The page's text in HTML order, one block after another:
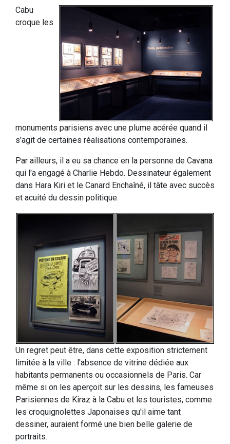
Cabu
croque les
monuments parisiens avec une plume acérée quand il
s'agit de certaines réalisations contemporaines.
Par ailleurs, il a eu sa chance en la personne de Cavana
qui l'a engagé à Charlie Hebdo. Dessinateur également
dans Hara Kiri et le Canard Enchaîné, il tâte avec succès
et acuité du dessin politique.
Un regret peut être, dans cette exposition strictement
limitée à la ville : l'absence de vitrine dédiée aux
habitants permanents ou occasionnels de Paris. Car
même si on les aperçoit sur les dessins, les fameuses
Parisiennes de Kiraz à la Cabu et les touristes, comme
les croquignolettes Japonaises qu'il aime tant
dessiner, auraient formé une bien belle galerie de
portraits.